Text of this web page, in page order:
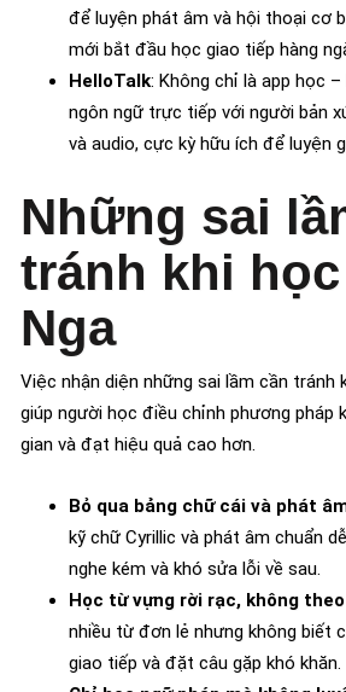
để luyện phát âm và hội thoại cơ
mới bắt đầu học giao tiếp hàng
HelloTalk: Không chỉ là app học
ngôn ngữ trực tiếp với người bản
và audio, cực kỳ hữu ích để luyện
Những sai
tránh khi
Nga
Việc nhận diện những sai lầm cần tránh
giúp người học điều chỉnh phương pháp
gian và đạt hiệu quả cao hơn.
Bỏ qua bảng chữ cái và phát
kỹ chữ Cyrillic và phát âm chuẩn
nghe kém và khó sửa lỗi về sau.
Học từ vựng rời rạc, không
nhiều từ đơn lẻ nhưng không biết
giao tiếp và đặt câu gặp khó khăn.